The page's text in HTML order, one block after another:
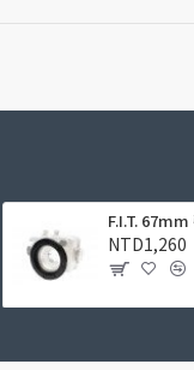
F.I.T.
NTD1,260